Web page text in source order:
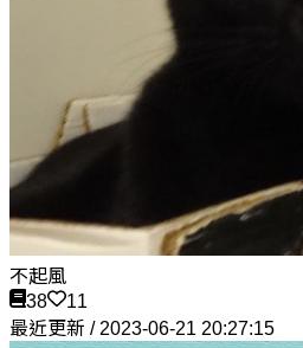
不起風
38
11
最近更新 / 2023-06-21 20:27:15